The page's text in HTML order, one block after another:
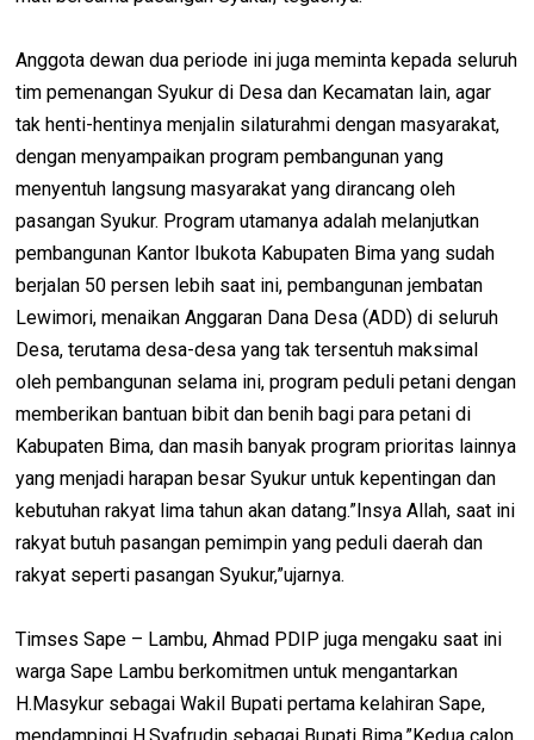
Anggota dewan dua periode ini juga meminta kepada seluruh
tim pemenangan Syukur di Desa dan Kecamatan lain, agar
tak henti-hentinya menjalin silaturahmi dengan masyarakat,
dengan menyampaikan program pembangunan yang
menyentuh langsung masyarakat yang dirancang oleh
pasangan Syukur. Program utamanya adalah melanjutkan
pembangunan Kantor Ibukota Kabupaten Bima yang sudah
berjalan 50 persen lebih saat ini, pembangunan jembatan
Lewimori, menaikan Anggaran Dana Desa (ADD) di seluruh
Desa, terutama desa-desa yang tak tersentuh maksimal
oleh pembangunan selama ini, program peduli petani dengan
memberikan bantuan bibit dan benih bagi para petani di
Kabupaten Bima, dan masih banyak program prioritas lainnya
yang menjadi harapan besar Syukur untuk kepentingan dan
kebutuhan rakyat lima tahun akan datang.”Insya Allah, saat ini
rakyat butuh pasangan pemimpin yang peduli daerah dan
rakyat seperti pasangan Syukur,”ujarnya.
Timses Sape – Lambu, Ahmad PDIP juga mengaku saat ini
warga Sape Lambu berkomitmen untuk mengantarkan
H.Masykur sebagai Wakil Bupati pertama kelahiran Sape,